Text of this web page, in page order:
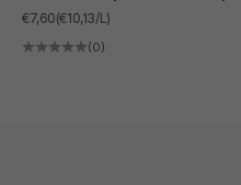
ANGEBOT
€7,60(€10,13/L)
(0)